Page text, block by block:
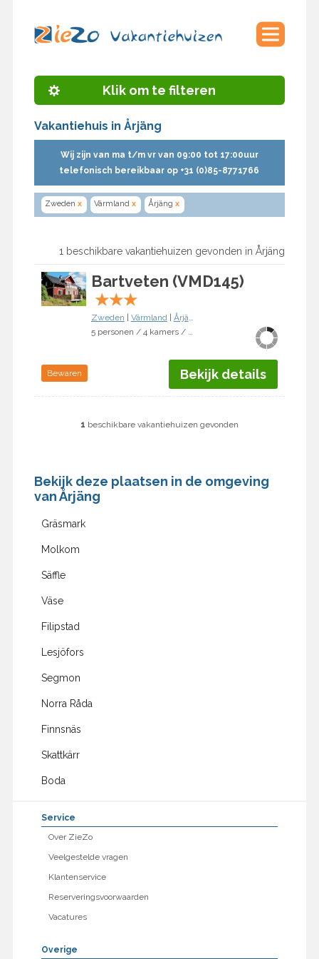
Klik om te filteren
Vakantiehuis in Årjäng
Wij zijn van ma t/m vr van 09:00 tot 17:00uur
telefonisch bereikbaar op +31 (0)85-8771766
Zweden x Värmland x Årjäng x
1 beschikbare vakantiehuizen gevonden in Årjäng
Bartveten (VMD145)
★★★
Zweden Värmland| Årjäng
5 personen / 4 kamers / 2 slaapkamers
Bewaren Bekijk details
1 beschikbare vakantiehuizen gevonden
Bekijk deze plaatsen in de omgeving
van Årjäng
Gräsmark
Molkom
Säffle
Väse
Filipstad
Lesjöfors
Segmon
Norra Råda
Finnsnäs
Skattkärr
Boda
Service
Over ZieZo
Veelgestelde vragen
Klantenservice
Reserveringsvoorwaarden
Vacatures
Overige